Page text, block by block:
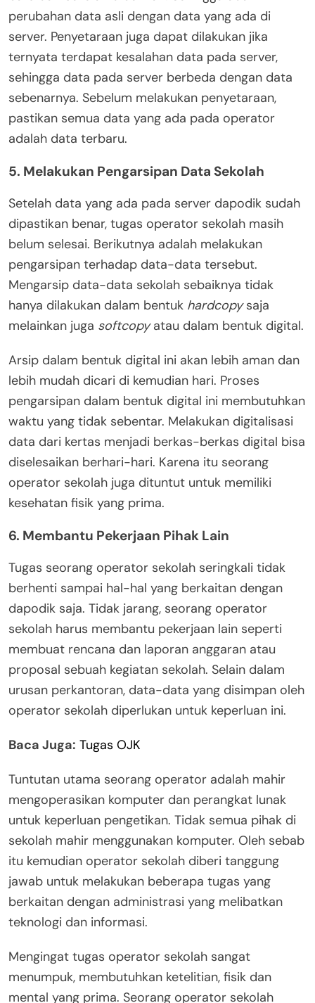
perubahan data asli dengan data yang ada di
server. Penyetaraan juga dapat dilakukan jika
ternyata terdapat kesalahan data pada server,
sehingga data pada server berbeda dengan data
sebenarnya. Sebelum melakukan penyetaraan,
pastikan semua data yang ada pada operator
adalah data terbaru.
5. Melakukan Pengarsipan Data Sekolah
Setelah data yang ada pada server dapodik sudah
dipastikan benar, tugas operator sekolah masih
belum selesai. Berikutnya adalah melakukan
pengarsipan terhadap data-data tersebut.
Mengarsip data-data sekolah sebaiknya tidak
hanya dilakukan dalam bentuk hardcopysaja
melainkan juga softcopyatau dalam bentuk digital.
Arsip dalam bentuk digital ini akan lebih aman dan
lebih mudah dicari di kemudian hari. Proses
pengarsipan dalam bentuk digital ini membutuhkan
waktu yang tidak sebentar. Melakukan digitalisasi
data dari kertas menjadi berkas-berkas digital bisa
diselesaikan berhari-hari. Karena itu seorang
operator sekolah juga dituntut untuk memiliki
kesehatan fisik yang prima.
6. Membantu Pekerjaan Pihak Lain
Tugas seorang operator sekolah seringkali tidak
berhenti sampai hal-hal yang berkaitan dengan
dapodik saja. Tidak jarang, seorang operator
sekolah harus membantu pekerjaan lain seperti
membuat rencana dan laporan anggaran atau
proposal sebuah kegiatan sekolah. Selain dalam
urusan perkantoran, data-data yang disimpan oleh
operator sekolah diperlukan untuk keperluan ini.
Baca Juga: Tugas OJK
Tuntutan utama seorang operator adalah mahir
mengoperasikan komputer dan perangkat lunak
untuk keperluan pengetikan. Tidak semua pihak di
sekolah mahir menggunakan komputer. Oleh sebab
itu kemudian operator sekolah diberi tanggung
jawab untuk melakukan beberapa tugas yang
berkaitan dengan administrasi yang melibatkan
teknologi dan informasi.
Mengingat tugas operator sekolah sangat
menumpuk, membutuhkan ketelitian, fisik dan
mental yang prima. Seorang operator sekolah